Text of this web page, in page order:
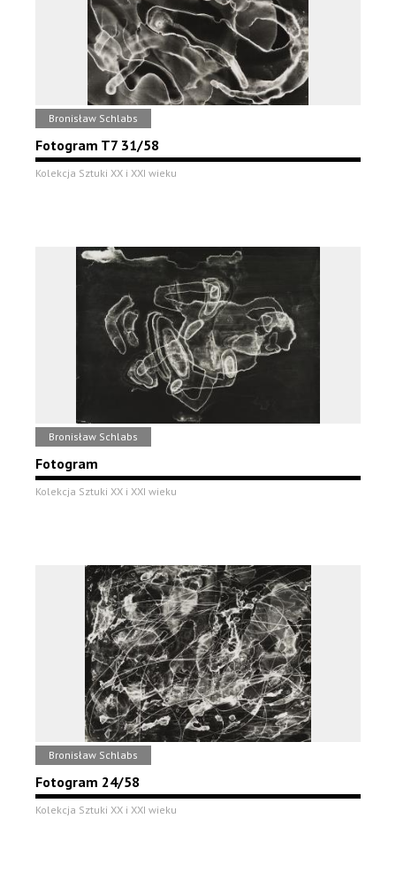
Bronisław Schlabs
Fotogram T7 31/58
Kolekcja Sztuki XX i XXI wieku
Bronisław Schlabs
Fotogram
Kolekcja Sztuki XX i XXI wieku
Bronisław Schlabs
Fotogram 24/58
Kolekcja Sztuki XX i XXI wieku